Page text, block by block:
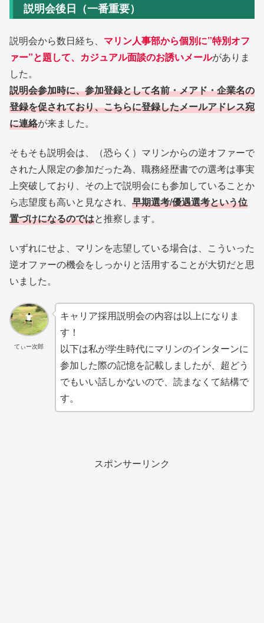
説明会後日（一番重要）
説明会から数日経ち、 マリン人事部から個別に”特別オフ
ァー”と題して、カジュアル面談のお誘いメールがありま
した。
説明会参加時に、参加登録として名前・メアド・企業名の
登録を促されており、こちらに登録したメールアドレス宛
に連絡が来ました。
そもそも説明会は、（恐らく）マリンからの逆オファーで
された人限定の参加だった為、職務経歴書での選考は事実
上突破しており、その上で説明会にも参加していることか
ら志望度も高いと見なされ、 早期選考/優遇選考という位
置づけになるのではと推察します。
いずれにせよ、マリンを志望している場合は、こういった
逆オファーの機会をしっかりと活用することが大切だと思
いました。
てぃー次郎
キャリア採用説明会の内容は以上になりま
す！
以下は私が学生時代にマリンのインターンに
参加した際の記憶を記載しましたが、超どう
でもいい話しかないので、読まなくて結構で
す。
スポンサーリンク